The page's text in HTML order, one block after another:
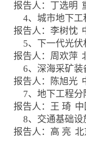
报告人：丁选明
4、城市地下
报告人：李树忱
5、下一代光
报告人：周欢萍
6、深海采矿
报告人：陈旭光
7、地下工程
报告人：王 琦
8、交通基础
报告人：高 亮